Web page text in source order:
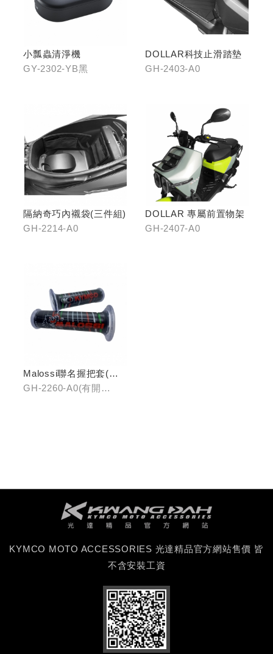
小瓢蟲清淨機
GY-2302-YB黑
DOLLAR科技止滑踏墊
GH-2403-A0
隔納奇巧內襯袋(三件組)
GH-2214-A0
DOLLAR 專屬前置物架
GH-2407-A0
Malossi聯名握把套(有
開口)/(無開口)
GH-2260-A0(有開
KYMCO MOTO ACCESSORIES 光達精品官方網站售價 皆
不含安裝工資